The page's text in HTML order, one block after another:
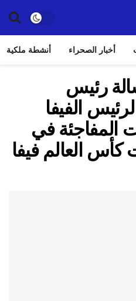
أخبار الصحراء أنشطة ملكية
رئيس
الفيفا
المفاجئة في
العالم فيفا